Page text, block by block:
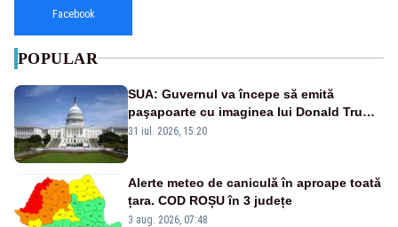
Facebook
POPULAR
SUA: Guvernul va începe să emită
paşapoarte cu imaginea lui Donald Trump
începând cu 8 august
31 iul. 2026, 15:20
Alerte meteo de caniculă în aproape toată
țara. COD ROȘU în 3 județe
3 aug. 2026, 07:48